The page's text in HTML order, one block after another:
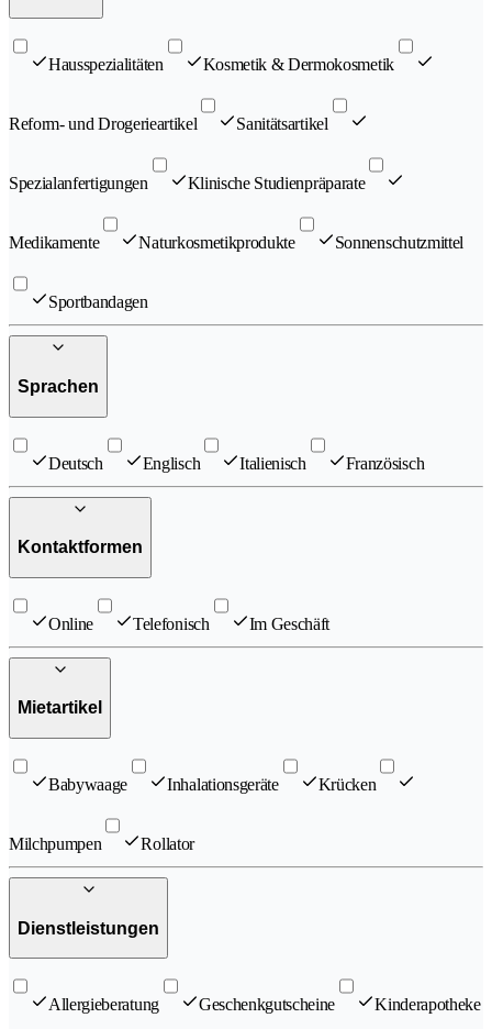
Hausspezialitäten Kosmetik & Dermokosmetik
Reform- und Drogerieartikel Sanitätsartikel
Spezialanfertigungen Klinische Studienpräparate
Medikamente Naturkosmetikprodukte Sonnenschutzmittel
Sportbandagen
Sprachen
Deutsch Englisch Italienisch Französisch
Kontaktformen
Online Telefonisch Im Geschäft
Mietartikel
Babywaage Inhalationsgeräte Krücken
Milchpumpen Rollator
Dienstleistungen
Allergieberatung Geschenkgutscheine Kinderapotheke